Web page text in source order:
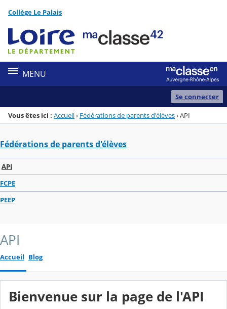
Menu de la rubrique
Contenu
Collège Le Palais
MENU
Se connecter
Vous êtes ici : Accueil› Fédérations de parents d'élèves›API
Fédérations de parents d'élèves
API
FCPE
PEEP
API
Accueil Blog
Bienvenue sur la page de l'API